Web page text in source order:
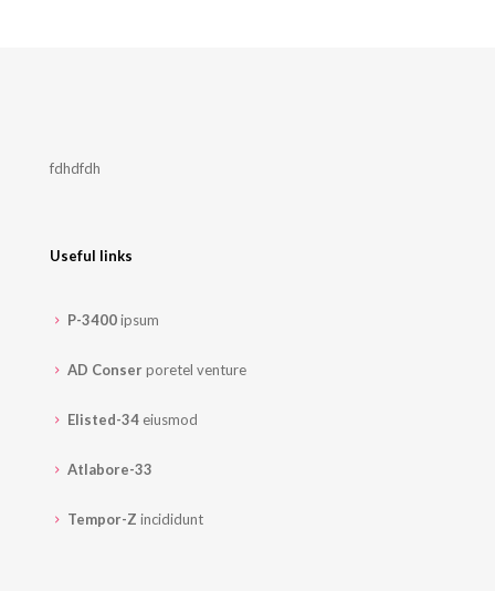
fdhdfdh
Useful links
P-3400ipsum
AD Conserporetel venture
Elisted-34 eiusmod
Atlabore-33
Tempor-Z incididunt